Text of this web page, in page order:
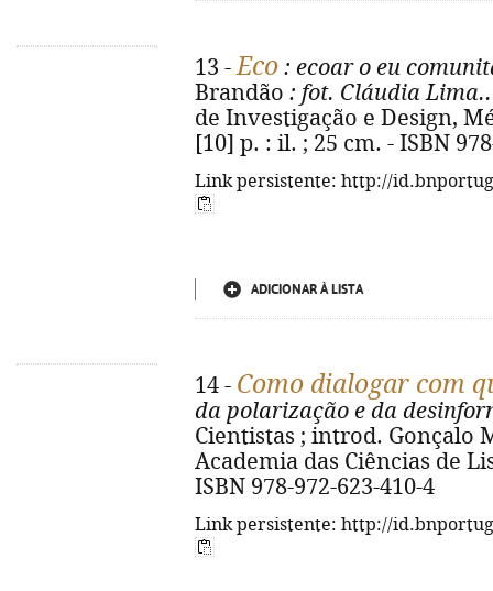
13 -Eco : ecoar o eu
Brandão : fot. Cláudia
de Investigação e Design,
[10] p. : il. ; 25 cm. - ISBN
Link persistente: http://
ADICIONAR À LISTA
14 - Como dialogar com
da polarização e da
Cientistas ; introd. Gonçalo
Academia das Ciências de
ISBN 978-972-623-410-4
Link persistente: http://